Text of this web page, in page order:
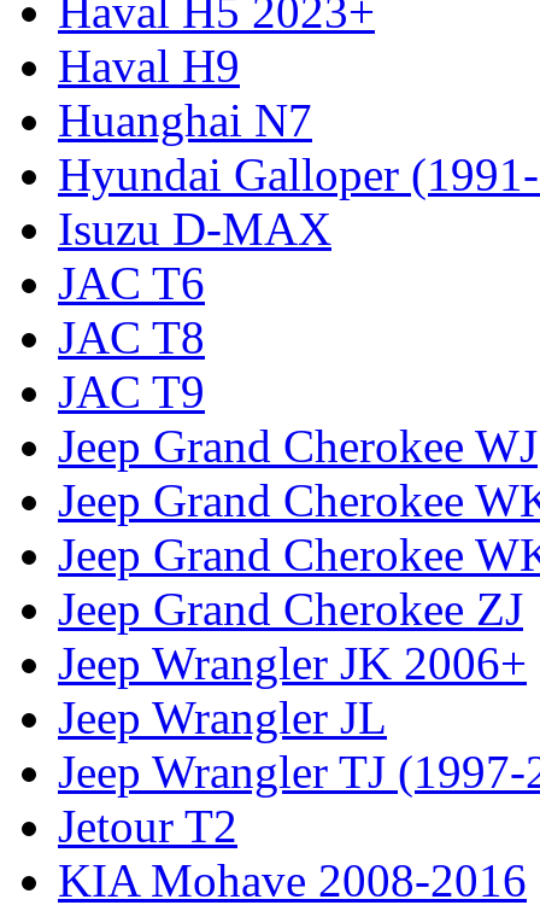
Haval H5 2023+
Haval H9
Huanghai N7
Hyundai Galloper
Isuzu D-MAX
JAC T6
JAC T8
JAC T9
Jeep Grand Cherokee WJ
Jeep Grand Cherokee
Jeep Grand Cherokee
Jeep Grand Cherokee ZJ
Jeep Wrangler JK 2006+
Jeep Wrangler JL
Jeep Wrangler TJ
Jetour T2
KIA Mohave 2008-2016